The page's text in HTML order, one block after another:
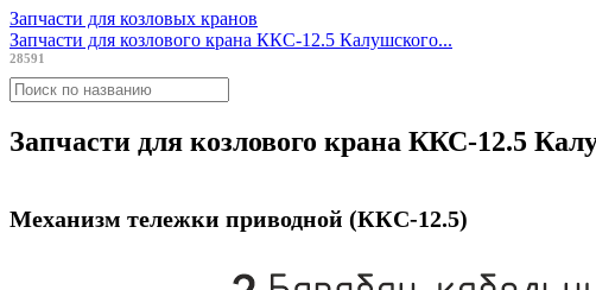
Запчасти для козловых кранов
Запчасти для козлового крана ККС-12.5 Калушского...
28591
Запчасти для козлового крана ККС-12.5
Механизм тележки приводной (ККС-12.5)